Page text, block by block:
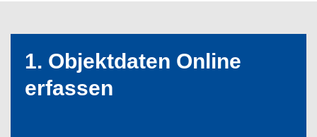
1. Objektdaten Online
erfassen